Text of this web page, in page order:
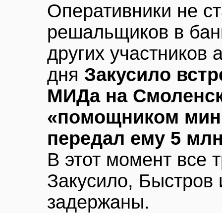
Оперативники не
решальщиков в
других
дня Закусило
МИДа на
«помощником
передал ему 5
В этот момент все
Закусило,
задержаны.